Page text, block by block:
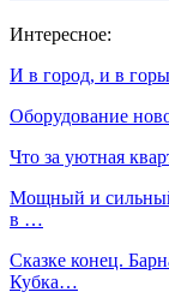
Интересное:
И в город, и в
Оборудование
Что за уютная
Мощный и сильный
в …
Сказке конец.
Кубка…